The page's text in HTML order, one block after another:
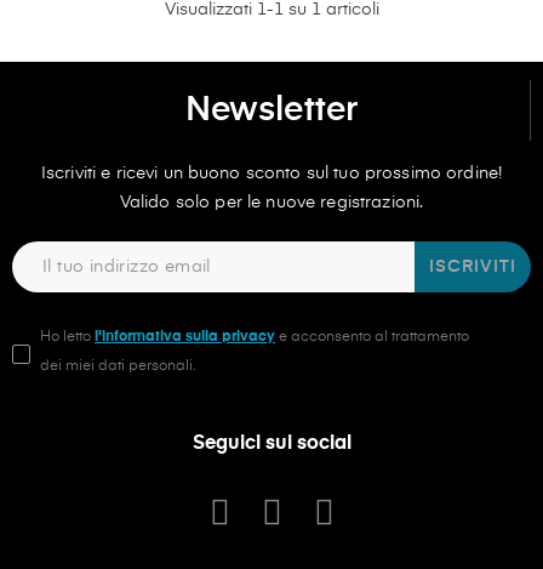
Visualizzati 1-1 su 1 articoli
Newsletter
Iscriviti e ricevi un buono sconto sul tuo prossimo ordine!
Valido solo per le nuove registrazioni.
ISCRIVITI
Ho letto l'informativa sulla privacy e acconsento al trattamento
dei miei dati personali.
Seguici sui social